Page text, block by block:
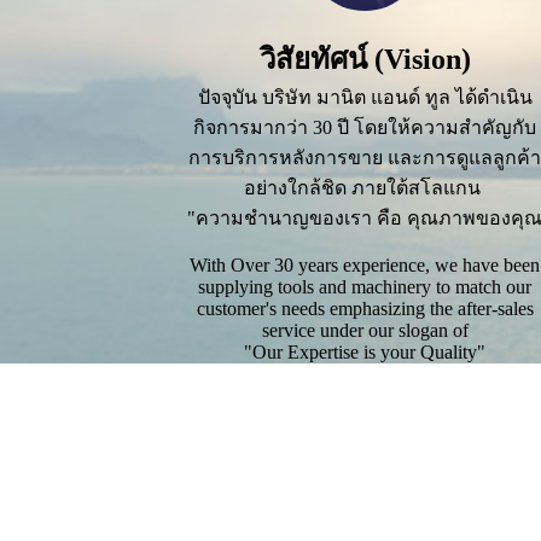
วิสัยทัศน์ (Vision)
ปัจจุบัน บริษัท มานิต แอนด์ ทูล ได้ดำเนิน
กิจการมากว่า 30 ปี โดยให้ความสำคัญกับ
การบริการหลังการขาย และการดูแลลูกค้า
อย่างใกล้ชิด ภายใต้สโลแกน
"ความชำนาญของเรา คือ คุณภาพของคุ
With Over 30 years experience, we have been
supplying tools and machinery to match our
customer's needs emphasizing the after-sales
service under our slogan of
"Our Expertise is your Quality"